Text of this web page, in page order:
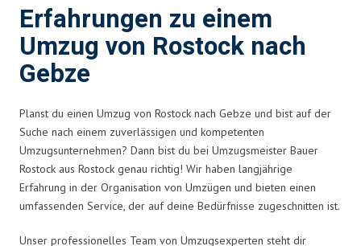
Erfahrungen zu einem
Umzug von Rostock nach
Gebze
Planst du einen Umzug von Rostock nach Gebze und bist auf der
Suche nach einem zuverlässigen und kompetenten
Umzugsunternehmen? Dann bist du bei Umzugsmeister Bauer
Rostock aus Rostock genau richtig! Wir haben langjährige
Erfahrung in der Organisation von Umzügen und bieten einen
umfassenden Service, der auf deine Bedürfnisse zugeschnitten ist.
Unser professionelles Team von Umzugsexperten steht dir